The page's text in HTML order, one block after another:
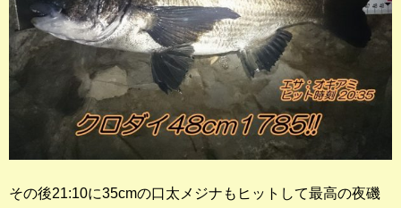
その後21:10に35cmの口太メジナもヒットして最高の夜磯